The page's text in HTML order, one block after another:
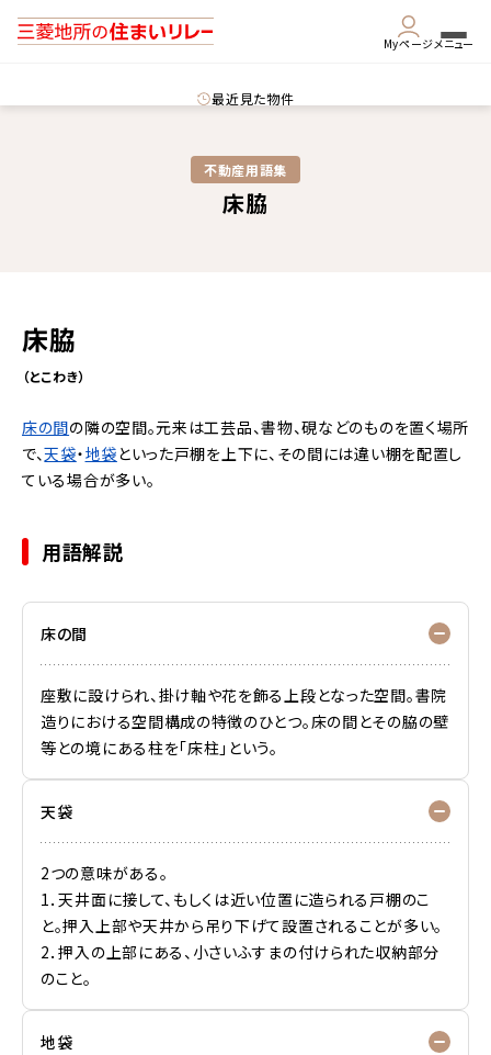
Myページメニュー
最近見た物件
不動産用語集​
床脇
床脇
（とこわき）
床の間の隣の空間。元来は工芸品、書物、硯などのものを置く場所
で、天袋・地袋といった戸棚を上下に、その間には違い棚を配置し
ている場合が多い。
用語解説
床の間
座敷に設けられ、掛け軸や花を飾る上段となった空間。書院
造りにおける空間構成の特徴のひとつ。床の間とその脇の壁
等との境にある柱を「床柱」という。
天袋
2つの意味がある。
1．天井面に接して、もしくは近い位置に造られる戸棚のこ
と。押入上部や天井から吊り下げて設置されることが多い。
2．押入の上部にある、小さいふすまの付けられた収納部分
のこと。
地袋